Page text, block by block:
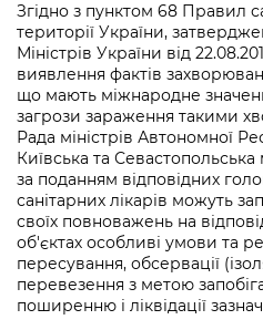
Згідно з пунктом 68 Правил
території України,
Міністрів України від
виявлення фактів
що мають міжнародне
загрози зараження такими
Рада міністрів Автономної
Київська та Севастопольська
за поданням відповідних
санітарних лікарів можуть
своїх повноважень на
об'єктах особливі умови та
пересування, обсервації
перевезення з метою
поширенню і ліквідації